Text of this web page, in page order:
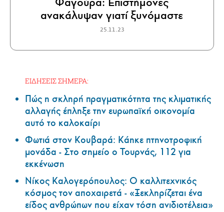
ανακάλυψαν γιατί ξυνόμαστε
25.11.23
ΕΙΔΗΣΕΙΣ ΣΗΜΕΡΑ:
Πώς η σκληρή πραγματικότητα της κλιματικής
αλλαγής έπληξε την ευρωπαϊκή οικονομία
αυτό το καλοκαίρι
Φωτιά στον Κουβαρά: Κάηκε πτηνοτροφική
μονάδα - Στο σημείο ο Τουρνάς, 112 για
εκκένωση
Νίκος Καλογερόπουλος: Ο καλλιτεχνικός
κόσμος τον αποχαιρετά - «Ξεκληρίζεται ένα
είδος ανθρώπων που είχαν τόση ανιδιοτέλεια»